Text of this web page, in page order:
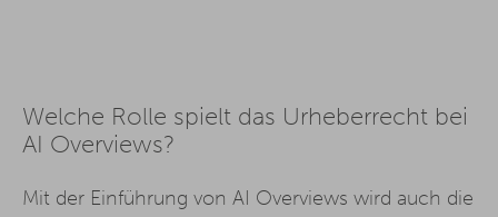
Welche Rolle spielt das Urheberrecht bei
AI Overviews?
Mit der Einführung von AI Overviews wird auch die